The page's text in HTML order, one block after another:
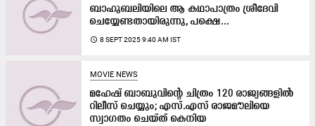
ബാഹുബലിയിലെ ആ കഥാപാത്രം ശ്രീദേവി
ചെയ്യേണ്ടതായിരുന്നു, പക്ഷെ...
access_time 8 SEPT 2025 9:40 AM IST
MOVIE NEWS
മഹേഷ് ബാബുവിന്റെ ചിത്രം 120 രാജ്യങ്ങളിൽ
റിലീസ് ചെയ്യും; എസ്.എസ് രാജമൗലിയെ
സ്വാഗതം ചെയ്ത് കെനിയ